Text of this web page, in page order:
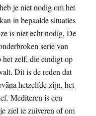
je niet nodig om het
in bepaalde situaties
is niet echt nodig. De
serie van
het zelf, die eindigt op
Dit is de reden dat
hetzelfde zijn, het
Mediteren is een
ziel te zuiveren of om